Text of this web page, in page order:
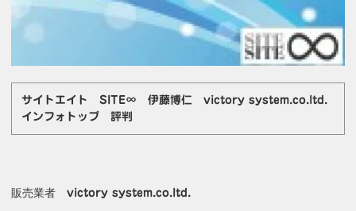
サイトエイト SITE∞ 伊藤博仁 victory system.co.ltd.
インフォトップ 評判
販売業者victory system.co.ltd.